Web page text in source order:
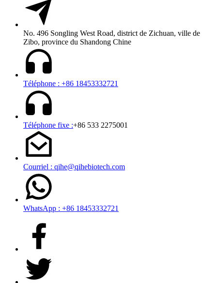
No. 496 Songling West Road, district de Zichuan, ville de
Zibo, province du Shandong Chine
Téléphone : +86 18453332721
Téléphone fixe :+86 533 2275001
Courriel : qihe@qihebiotech.com
WhatsApp : +86 18453332721